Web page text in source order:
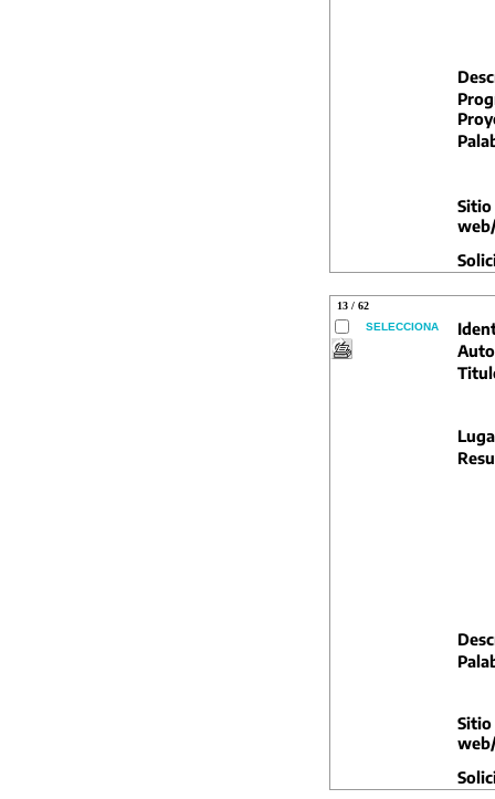
Sitio
13 / 62
SELECCIONA
Sitio